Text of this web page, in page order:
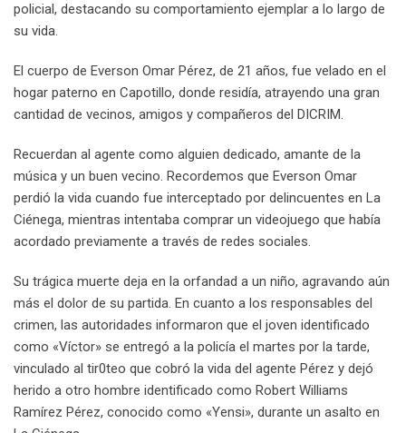
policial, destacando su comportamiento ejemplar a lo largo de
su vida.
El cuerpo de Everson Omar Pérez, de 21 años, fue velado en el
hogar paterno en Capotillo, donde residía, atrayendo una gran
cantidad de vecinos, amigos y compañeros del DICRIM.
Recuerdan al agente como alguien dedicado, amante de la
música y un buen vecino. Recordemos que Everson Omar
perdió la vida cuando fue interceptado por delincuentes en La
Ciénega, mientras intentaba comprar un videojuego que había
acordado previamente a través de redes sociales.
Su trágica muerte deja en la orfandad a un niño, agravando aún
más el dolor de su partida. En cuanto a los responsables del
crimen, las autoridades informaron que el joven identificado
como «Víctor» se entregó a la policía el martes por la tarde,
vinculado al tir0teo que cobró la vida del agente Pérez y dejó
herido a otro hombre identificado como Robert Williams
Ramírez Pérez, conocido como «Yensi», durante un asalto en